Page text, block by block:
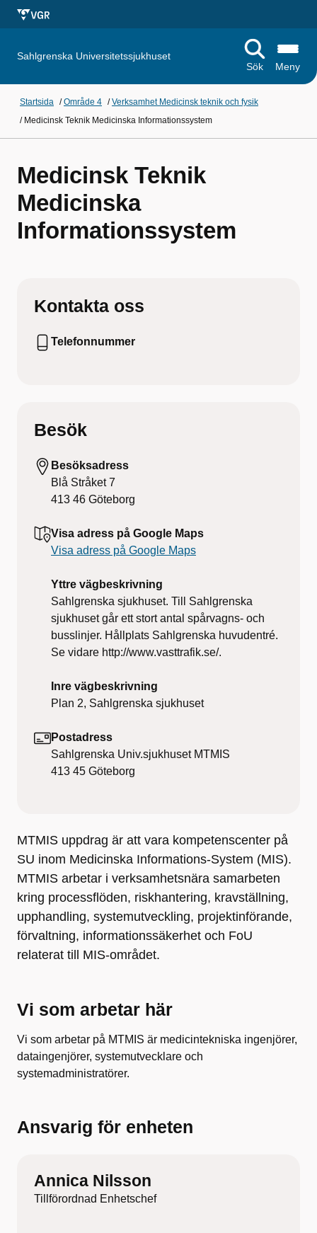
Sahlgrenska Universitetssjukhuset
Sök
Meny
Startsida /Område 4 /Verksamhet Medicinsk teknik och fysik
/ Medicinsk Teknik Medicinska Informationssystem
Medicinsk Teknik
Medicinska
Informationssystem
Kontakta oss
Telefonnummer
Besök
Besöksadress
Blå Stråket 7
413 46 Göteborg
Visa adress på Google Maps
Visa adress på Google Maps
Yttre vägbeskrivning
Sahlgrenska sjukhuset. Till Sahlgrenska
sjukhuset går ett stort antal spårvagns- och
busslinjer. Hållplats Sahlgrenska huvudentré.
Se vidare http://www.vasttrafik.se/.
Inre vägbeskrivning
Plan 2, Sahlgrenska sjukhuset
Postadress
Sahlgrenska Univ.sjukhuset MTMIS
413 45 Göteborg
MTMIS uppdrag är att vara kompetenscenter på
SU inom Medicinska Informations-System (MIS).
MTMIS arbetar i verksamhetsnära samarbeten
kring processflöden, riskhantering, kravställning,
upphandling, systemutveckling, projektinförande,
förvaltning, informationssäkerhet och FoU
relaterat till MIS-området.
Vi som arbetar här
Vi som arbetar på MTMIS är medicintekniska ingenjörer,
dataingenjörer, systemutvecklare och
systemadministratörer.
Ansvarig för enheten
Annica Nilsson
Tillförordnad Enhetschef